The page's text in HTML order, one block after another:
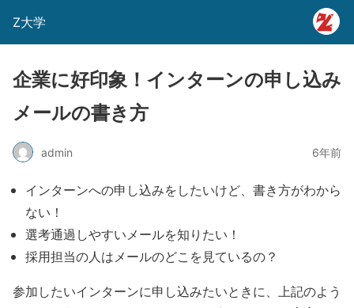
Z大学
企業に好印象！インターンの申し込み
メールの書き方
admin 6年前
インターンへの申し込みをしたいけど、書き方がわから
ない！
選考通過しやすいメールを知りたい！
採用担当の人はメールのどこを見ているの？
参加したいインターンに申し込みたいときに、上記のよう